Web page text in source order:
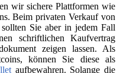
wir sichere Plattformen wie
Beim privaten Verkauf von
Sie aber in jedem Fall
schriftlichen Kaufvertrag
zeigen lassen. Als
können Sie diese als
aufbewahren. Solange die